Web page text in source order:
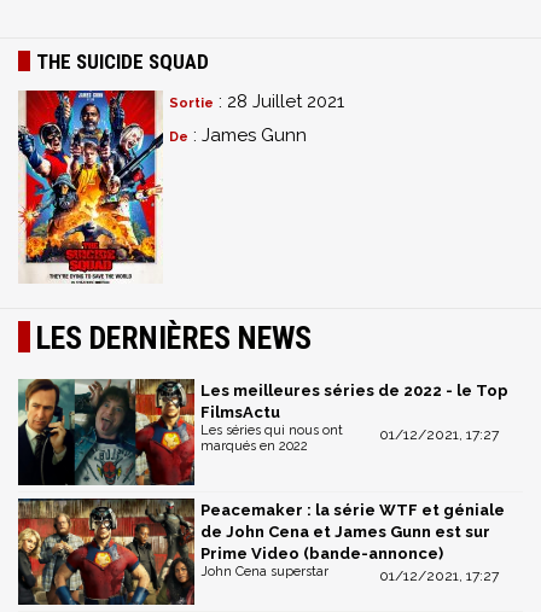
THE SUICIDE SQUAD
Sortie : 28 Juillet 2021
De : James Gunn
LES DERNIÈRES NEWS
Les meilleures séries de 2022 - le Top
FilmsActu
01/12/2021, 17:27
Les séries qui nous ont
marqués en 2022
Peacemaker : la série WTF et géniale
de John Cena et James Gunn est sur
Prime Video (bande-annonce)
01/12/2021, 17:27
John Cena superstar